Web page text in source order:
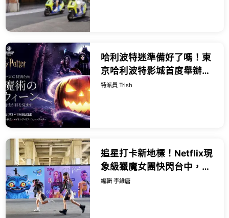
哈利波特迷準備好了嗎！東
京哈利波特影城首度舉辦萬
聖節特別企劃「黑魔法萬聖
特派員 Trish
追星打卡新地標！Netflix現
象級獵魔女團快閃台中，魂
門舞台與限定週邊完整開
編輯 李維唐